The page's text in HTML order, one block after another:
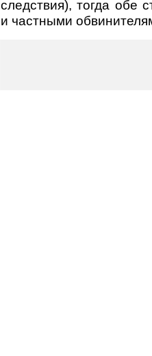
следствия), тогда обе
и частными